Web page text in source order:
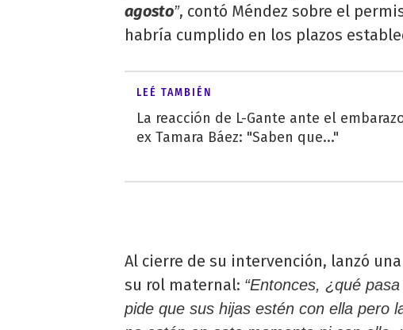
agosto”, contó Méndez sobre el
habría cumplido en los plazos
LEÉ TAMBIÉN
La reacción de L-Gante ante el
ex Tamara Báez: "Saben que..."
Al cierre de su intervención, lanzó
su rol maternal: “Entonces, ¿qué
pide que sus hijas estén con ella pero